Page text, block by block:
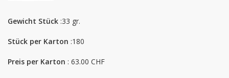
Gewicht Stück :33 gr.
Stück per Karton :180
Preis per Karton : 63.00 CHF